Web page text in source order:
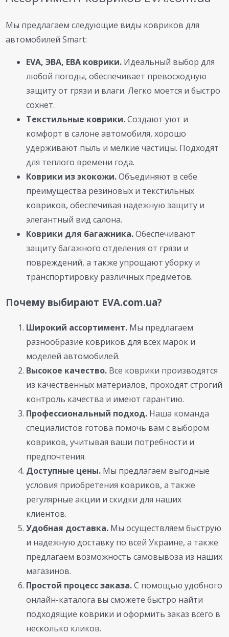
Мы предлагаем следующие виды ковриков для
автомобилей Smart:
EVA, ЭВА, ЕВА коврики. Идеальный выбор для
любой погоды, обеспечивает превосходную
защиту от грязи и влаги. Легко моется и быстро
сохнет.
Текстильные коврики.Создают уют и
комфорт в салоне автомобиля, хорошо
удерживают пыль и мелкие частицы. Подходят
для теплого времени года.
Коврики из экокожи.Объединяют в себе
преимущества резиновых и текстильных
ковриков, обеспечивая надежную защиту и
элегантный вид салона.
Коврики для багажника.Обеспечивают
защиту багажного отделения от грязи и
повреждений, а также упрощают уборку и
транспортировку различных предметов.
Почему выбирают EVA.com.ua?
Широкий ассортимент. Мы предлагаем
разнообразие ковриков для всех марок и
моделей автомобилей.
Высокое качество. Все коврики производятся
из качественных материалов, проходят строгий
контроль качества и имеют гарантию.
Профессиональный подход. Наша команда
специалистов готова помочь вам с выбором
ковриков, учитывая ваши потребности и
предпочтения.
Доступные цены. Мы предлагаем выгодные
условия приобретения ковриков, а также
регулярные акции и скидки для наших
клиентов.
Удобная доставка. Мы осуществляем быструю
и надежную доставку по всей Украине, а также
предлагаем возможность самовывоза из наших
магазинов.
Простой процесс заказа.С помощью удобного
онлайн-каталога вы сможете быстро найти
подходящие коврики и оформить заказ всего в
несколько кликов.